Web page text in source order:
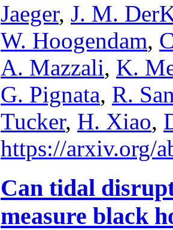
Jaeger, J. M.
W. Hoogendam,
A. Mazzali, K.
G. Pignata, R.
Tucker, H. Xiao,
https://arxiv.org/
Can tidal
measure black